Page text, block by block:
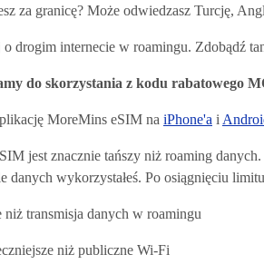
za granicę? Może odwiedzasz Turcję,
o drogim internecie w roamingu. Zdobądź
do skorzystania z kodu rabatowego
MoreMins eSIM na iPhone'a i
jest znacznie tańszy niż roaming
danych wykorzystałeś. Po osiągnięciu
niż transmisja danych w roamingu
niż publiczne Wi-Fi